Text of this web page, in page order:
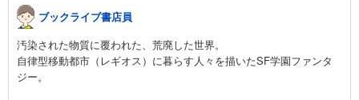
ブックライブ書店員
汚染された物質に覆われた、荒廃した世界。
自律型移動都市（レギオス）に暮らす人々を描いたSF学園ファンタ
ジー。